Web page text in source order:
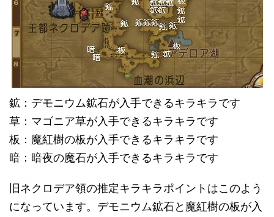
鉱：デモニウム鉱石が入手できるキラキラです
草：マゴニア草が入手できるキラキラです
板：魔紅樹の板が入手できるキラキラです
暗：暗夜の魔石が入手できるキラキラです
旧ネクロデア領の推定キラキラポイントはこのよう
になっています。デモニウム鉱石と魔紅樹の板が入